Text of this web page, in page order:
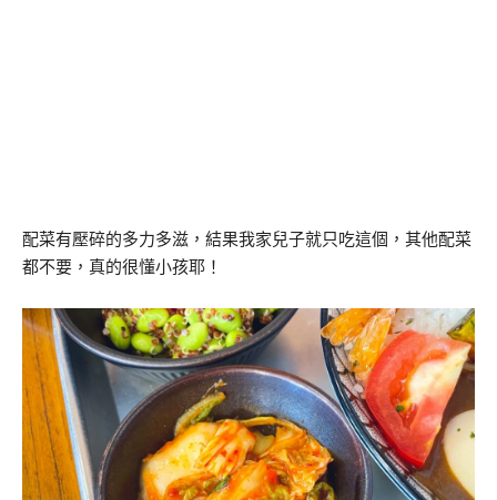
配菜有壓碎的多力多滋，結果我家兒子就只吃這個，其他配菜
都不要，真的很懂小孩耶！